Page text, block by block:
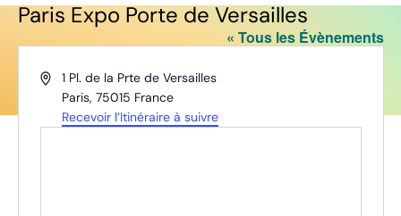
Paris Expo Porte de Versailles
« Tous les Évènements
Adresse1 Pl. de la Prte de Versailles
Paris, 75015 France
Recevoir l’Itinéraire à suivre